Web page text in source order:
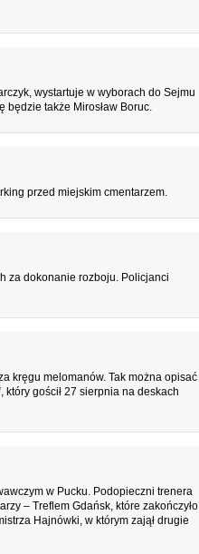
wystartuje w wyborach do Sejmu
będzie także Mirosław Boruc.
przed miejskim cmentarzem.
za dokonanie rozboju. Policjanci
kręgu melomanów. Tak można opisać
gościł 27 sierpnia na deskach
w Pucku. Podopieczni trenera
– Treflem Gdańsk, które zakończyło
Hajnówki, w którym zajął drugie